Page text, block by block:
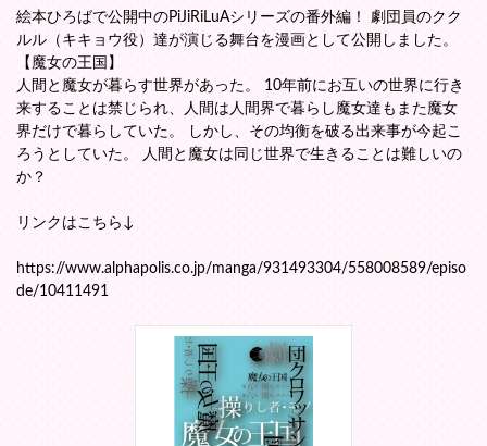
絵本ひろばで公開中のPiJiRiLuAシリーズの番外編！ 劇団員のクク
ルル（キキョウ役）達が演じる舞台を漫画として公開しました。
【魔女の王国】
人間と魔女が暮らす世界があった。 10年前にお互いの世界に行き
来することは禁じられ、人間は人間界で暮らし魔女達もまた魔女
界だけで暮らしていた。 しかし、その均衡を破る出来事が今起こ
ろうとしていた。 人間と魔女は同じ世界で生きることは難しいの
か？
リンクはこちら↓
https://www.alphapolis.co.jp/manga/931493304/558008589/episo
de/10411491